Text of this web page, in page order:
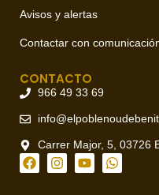
Avisos y alertas
Contactar con
CONTACTO
966 49 33 69
Carrer Major, 5, 03726